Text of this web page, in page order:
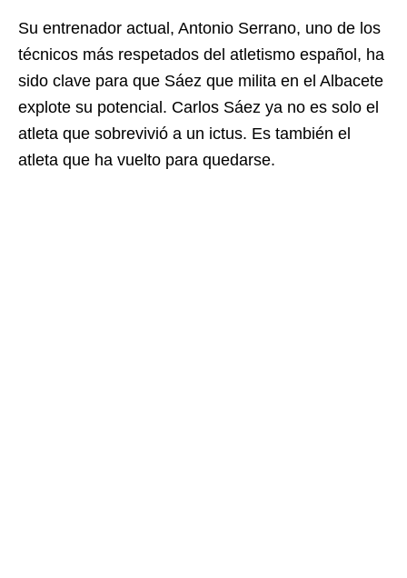
Su entrenador actual, Antonio Serrano, uno de los
técnicos más respetados del atletismo español, ha
sido clave para que Sáez que milita en el Albacete
explote su potencial. Carlos Sáez ya no es solo el
atleta que sobrevivió a un ictus. Es también el
atleta que ha vuelto para quedarse.